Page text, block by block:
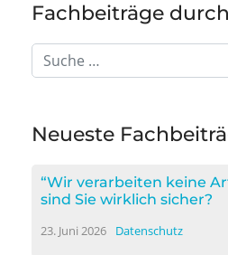
Fachbeiträge
Neueste
“Wir verarbeiten keine
sind Sie wirklich sicher?
23. Juni 2026 Datenschutz